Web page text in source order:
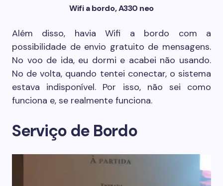
Wifi a bordo, A330 neo
Além disso, havia Wifi a bordo com a
possibilidade de envio gratuito de mensagens.
No voo de ida, eu dormi e acabei não usando.
No de volta, quando tentei conectar, o sistema
estava indisponível. Por isso, não sei como
funciona e, se realmente funciona.
Serviço de Bordo